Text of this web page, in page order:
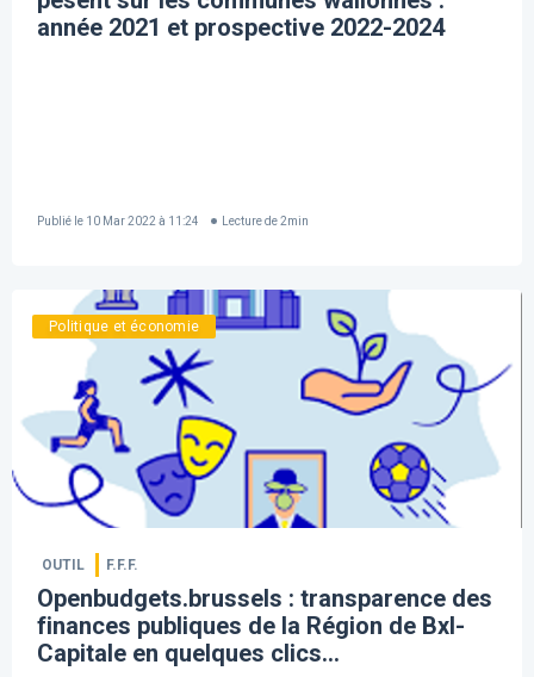
année 2021 et prospective 2022-2024
Publié le 10 Mar 2022 à 11:24 Lecture de 2min
Politique et économie
OUTIL F.F.F.
Openbudgets.brussels : transparence des
finances publiques de la Région de Bxl-
Capitale en quelques clics...